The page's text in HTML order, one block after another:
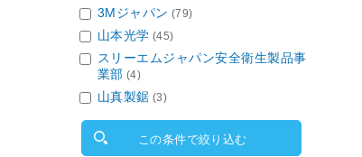
3Mジャパン (79)
山本光学 (45)
スリーエムジャパン安全衛生製品事
業部 (4)
山真製鋸 (3)
この条件で絞り込む